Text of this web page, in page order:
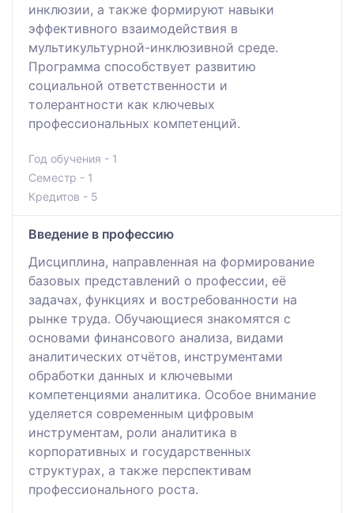
инклюзии, а также формируют навыки
эффективного взаимодействия в
мультикультурной-инклюзивной среде.
Программа способствует развитию
социальной ответственности и
толерантности как ключевых
профессиональных компетенций.
Год обучения - 1
Семестр - 1
Кредитов - 5
Введение в профессию
Дисциплина, направленная на формирование
базовых представлений о профессии, её
задачах, функциях и востребованности на
рынке труда. Обучающиеся знакомятся с
основами финансового анализа, видами
аналитических отчётов, инструментами
обработки данных и ключевыми
компетенциями аналитика. Особое внимание
уделяется современным цифровым
инструментам, роли аналитика в
корпоративных и государственных
структурах, а также перспективам
профессионального роста.